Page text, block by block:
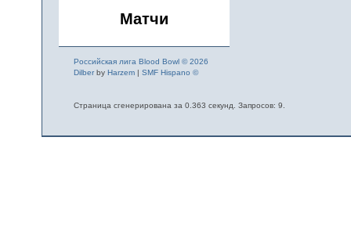
Матчи
Российская лига Blood Bowl © 2026
Dilberby Harzem| SMF Hispano ©
Страница сгенерирована за 0.363 секунд. Запросов: 9.